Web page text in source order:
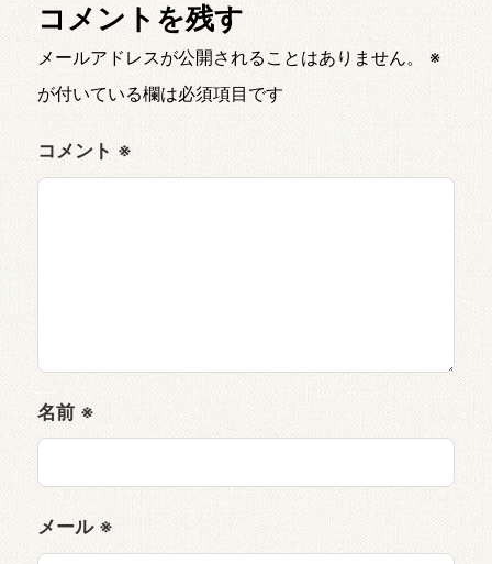
コメントを残す
メールアドレスが公開されることはありません。
※
が付いている欄は必須項目です
コメント ※
名前 ※
メール ※